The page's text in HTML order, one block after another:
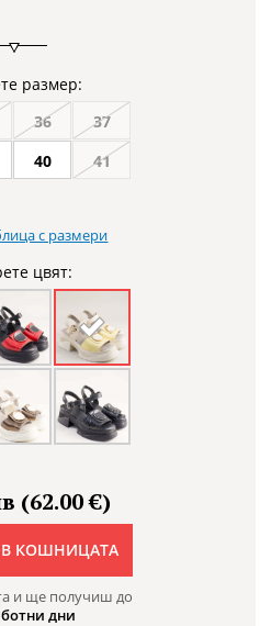
размер:
36
37
40
41
с размери
цвят:
(62.00 €)
КОШНИЦАТА
и ще получиш до
дни